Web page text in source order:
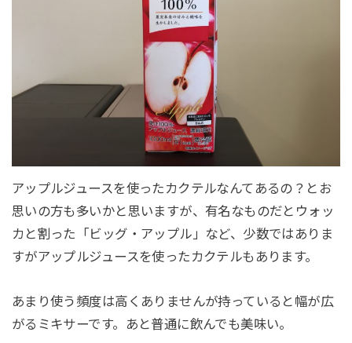
アップルジュースを使ったカクテルなんてあるの？とお
思いの方も多いかと思いますが、有名なものだとウォッ
カと割った「ビッグ・アップル」など、少数ではありま
すがアップルジュースを使ったカクテルもあります。
あまり使う頻度は高くありませんが持っていると幅が広
がるミキサーです。あと普通に飲んでも美味い。